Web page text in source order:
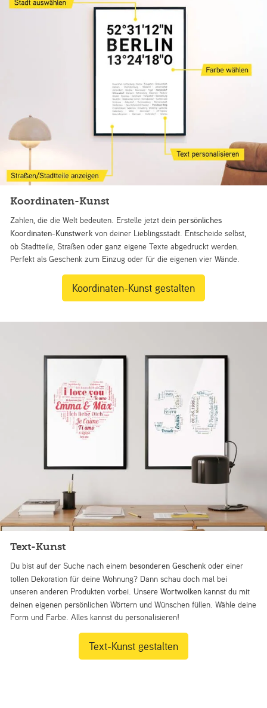
Koordinaten-Kunst
Zahlen, die die Welt bedeuten. Erstelle jetzt dein persönliches
Koordinaten-Kunstwerk von deiner Lieblingsstadt. Entscheide selbst,
ob Stadtteile, Straßen oder ganz eigene Texte abgedruckt werden.
Perfekt als Geschenk zum Einzug oder für die eigenen vier Wände.
Koordinaten-Kunst gestalten
Text-Kunst
Du bist auf der Suche nach einem besonderen Geschenk oder einer
tollen Dekoration für deine Wohnung? Dann schau doch mal bei
unseren anderen Produkten vorbei. UnsereWortwolken kannst du mit
deinen eigenen persönlichen Wörtern und Wünschen füllen. Wähle deine
Form und Farbe. Alles kannst du personalisieren!
Text-Kunst gestalten